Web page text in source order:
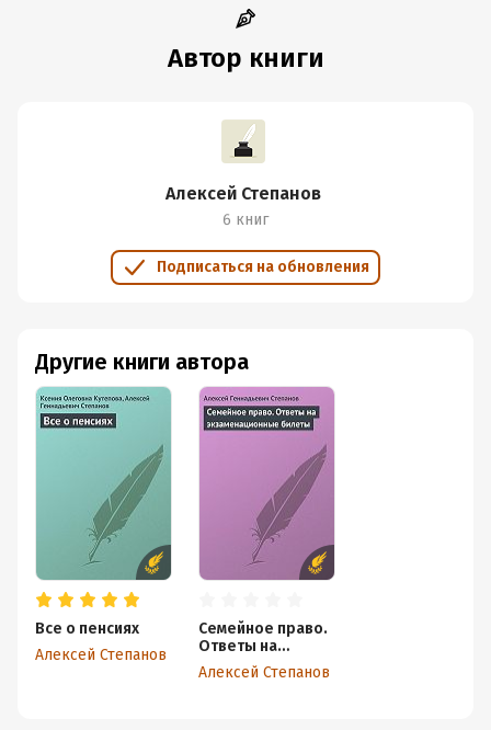
Автор книги
Алексей Степанов
6 книг
Подписаться на обновления
Другие книги автора
Все о пенсиях
Алексей Степанов
Семейное право.
Ответы на
экзаменационны
е билеты
Алексей Степанов